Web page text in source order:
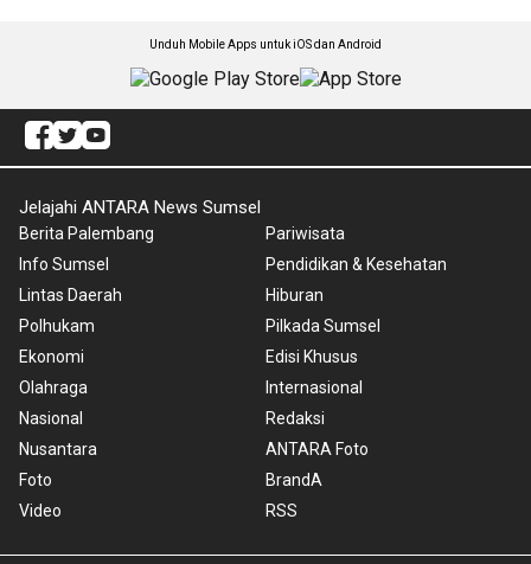
Unduh Mobile Apps untuk iOS dan Android
Jelajahi ANTARA News Sumsel
Berita Palembang
Info Sumsel
Lintas Daerah
Polhukam
Ekonomi
Olahraga
Nasional
Nusantara
Foto
Video
Pariwisata
Pendidikan & Kesehatan
Hiburan
Pilkada Sumsel
Edisi Khusus
Internasional
Redaksi
ANTARA Foto
BrandA
RSS